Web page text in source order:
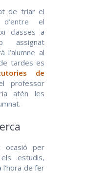
de triar el
el
classes a
assignat
l’alumne al
tardes es
de
professor
atén les
ocasió per
els estudis,
l’hora de fer